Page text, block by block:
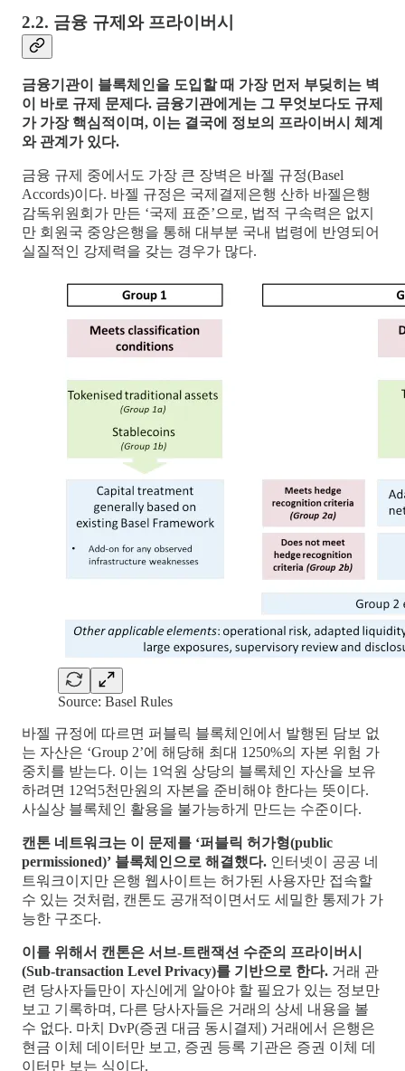
2.2. 금융 규제와 프라이버시
금융기관이 블록체인을 도입할 때 가장 먼저 부딪히는 벽
이 바로 규제 문제다. 금융기관에게는 그 무엇보다도 규제
가 가장 핵심적이며, 이는 결국에 정보의 프라이버시 체계
와 관계가 있다.
금융 규제 중에서도 가장 큰 장벽은 바젤 규정(Basel
Accords)이다. 바젤 규정은 국제결제은행 산하 바젤은행
감독위원회가 만든 ‘국제 표준’으로, 법적 구속력은 없지
만 회원국 중앙은행을 통해 대부분 국내 법령에 반영되어
실질적인 강제력을 갖는 경우가 많다.
Source: Basel Rules
바젤 규정에 따르면 퍼블릭 블록체인에서 발행된 담보 없
는 자산은 ‘Group 2’에 해당해 최대 1250%의 자본 위험 가
중치를 받는다. 이는 1억원 상당의 블록체인 자산을 보유
하려면 12억5천만원의 자본을 준비해야 한다는 뜻이다.
사실상 블록체인 활용을 불가능하게 만드는 수준이다.
캔톤 네트워크는 이 문제를 ‘퍼블릭 허가형(public
permissioned)’ 블록체인으로 해결했다. 인터넷이 공공 네
트워크이지만 은행 웹사이트는 허가된 사용자만 접속할
수 있는 것처럼, 캔톤도 공개적이면서도 세밀한 통제가 가
능한 구조다.
이를 위해서 캔톤은 서브-트랜잭션 수준의 프라이버시
(Sub-transaction Level Privacy)를 기반으로 한다. 거래 관
련 당사자들만이 자신에게 알아야 할 필요가 있는 정보만
보고 기록하며, 다른 당사자들은 거래의 상세 내용을 볼
수 없다. 마치 DvP(증권 대금 동시결제) 거래에서 은행은
현금 이체 데이터만 보고, 증권 등록 기관은 증권 이체 데
이터만 보는 식이다.